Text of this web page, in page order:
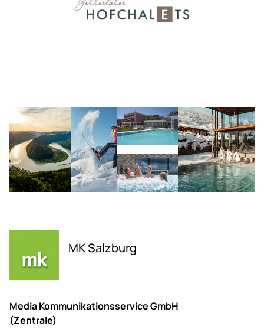
MK Salzburg
Media Kommunikationsservice GmbH
(Zentrale)